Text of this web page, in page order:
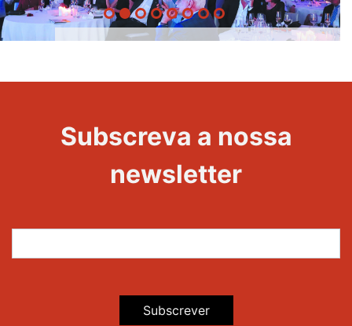
Evento
Maravilhas
Subscreva a nossa
newsletter
Subscrever